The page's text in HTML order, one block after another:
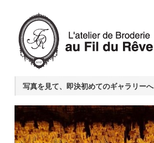
写真を見て、即決初めてのギャラリーへ